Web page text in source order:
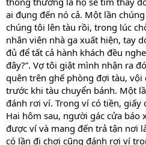
ai đụng đến nó cả. Một lần
chúng tôi lên tàu rồi, trong lúc
nhân viên nhà ga xuất hiện, tay
đủ để tất cả hành khách đều
đây?”. Vợ tôi giật mình nhận ra
quên trên ghế phòng đợi tàu, vội
trước khi tàu chuyển bánh. Một
đánh rơi ví. Trong ví có tiền, giấy
Hai hôm sau, người gác cửa báo
được ví và mang đến trả tận nơi
có lần đi chơi cũng đánh rơi ví